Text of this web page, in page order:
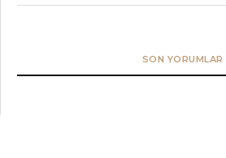
SON YORUMLAR